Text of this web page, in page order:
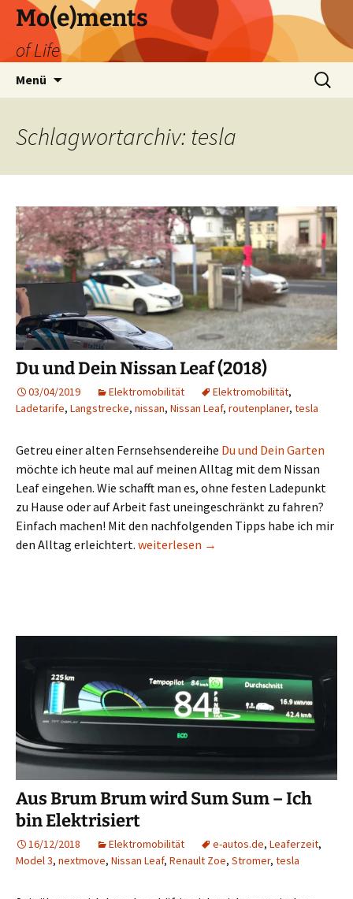
Zum
Inhalt
springen
Mo(e)ments
of Life
Menü
Suchen
nach:
Schlagwortarchiv: tesla
Du und Dein Nissan Leaf (2018)
03/04/2019 Elektromobilität Elektromobilität,
Ladetarife, Langstrecke, nissan, Nissan Leaf, routenplaner, tesla
Getreu einer alten Fernsehsendereihe Du und Dein Garten
möchte ich heute mal auf meinen Alltag mit dem Nissan
Leaf eingehen. Wie schafft man es, ohne festen Ladepunkt
zu Hause oder auf Arbeit fast uneingeschränkt zu fahren?
Einfach machen! Mit den nachfolgenden Tipps habe ich mir
den Alltag erleichtert. Du und Dein Nissan Leaf (2018)
weiterlesen →
Aus Brum Brum wird Sum Sum – Ich
bin Elektrisiert
16/12/2018 Elektromobilität e-autos.de, Leaferzeit,
Model 3, nextmove, Nissan Leaf, Renault Zoe, Stromer, tesla